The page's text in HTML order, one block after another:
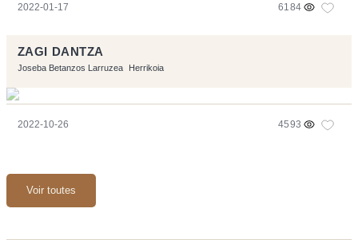
2022-01-17 6184
ZAGI DANTZA
Joseba Betanzos Larruzea Herrikoia
2022-10-26 4593
Voir toutes